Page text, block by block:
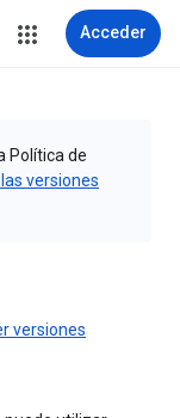
Acceder
Política de
versiones
versiones